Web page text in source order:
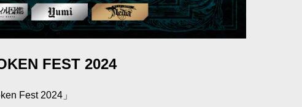
FEST 2024
Fest 2024」